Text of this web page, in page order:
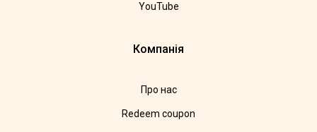
YouTube
Компанія
Про нас
Redeem coupon